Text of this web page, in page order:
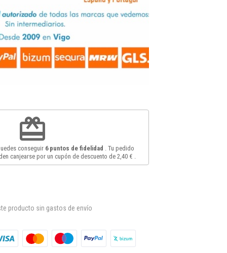
redeem
conseguir 6puntos de fidelidad . Tu pedido
canjearse por un cupón de descuento de 2,40 €
producto sin gastos de envío